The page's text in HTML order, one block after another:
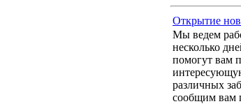
Открытие
Мы ведем
несколько
помогут вам
различных
сообщим вам